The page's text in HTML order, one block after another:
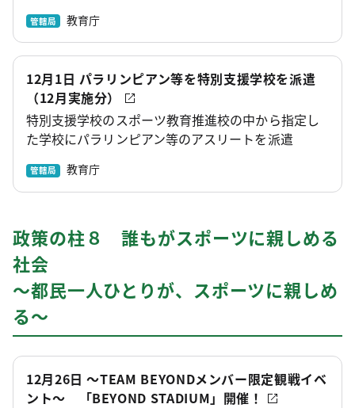
管轄局 教育庁
12月1日 パラリンピアン等を特別支援学校を派遣
（12月実施分）
特別支援学校のスポーツ教育推進校の中から指定し
た学校にパラリンピアン等のアスリートを派遣
管轄局 教育庁
政策の柱８ 誰もがスポーツに親しめる
社会
～都民一人ひとりが、スポーツに親しめ
る～
12月26日 ～TEAM BEYONDメンバー限定観戦イベ
ント～ 「BEYOND STADIUM」開催！